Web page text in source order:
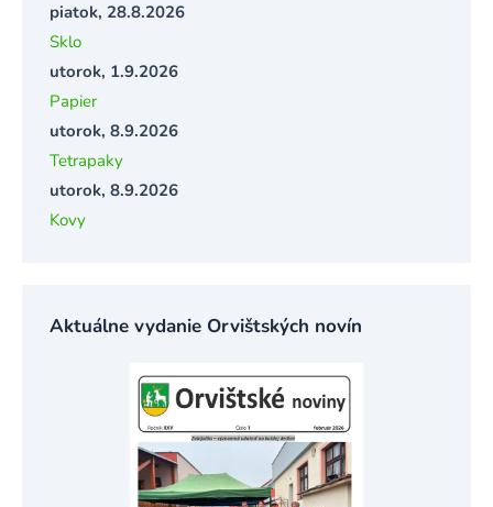
piatok, 28.8.2026
Sklo
utorok, 1.9.2026
Papier
utorok, 8.9.2026
Tetrapaky
utorok, 8.9.2026
Kovy
Aktuálne vydanie Orvištských novín